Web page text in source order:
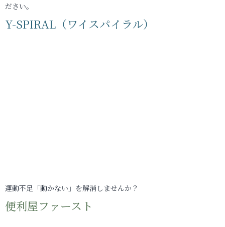
ださい。
Y-SPIRAL（ワイスパイラル）
運動不足「動かない」を解消しませんか？
便利屋ファースト